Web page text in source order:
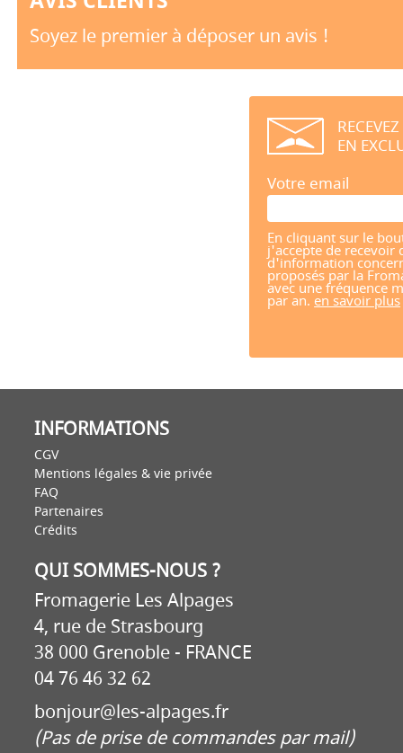
Soyez le premier à déposer un avis !
EN
Votre email
En cliquant sur le
j'accepte de recevoir
d'information
proposés par la
avec une fréquence
par an. en savoir plus
INFORMATIONS
CGV
Mentions légales & vie privée
FAQ
Partenaires
Crédits
QUI SOMMES-NOUS ?
Fromagerie Les Alpages
4, rue de Strasbourg
38 000 Grenoble - FRANCE
04 76 46 32 62
bonjour@les-alpages.fr
(Pas de prise de commandes par mail)